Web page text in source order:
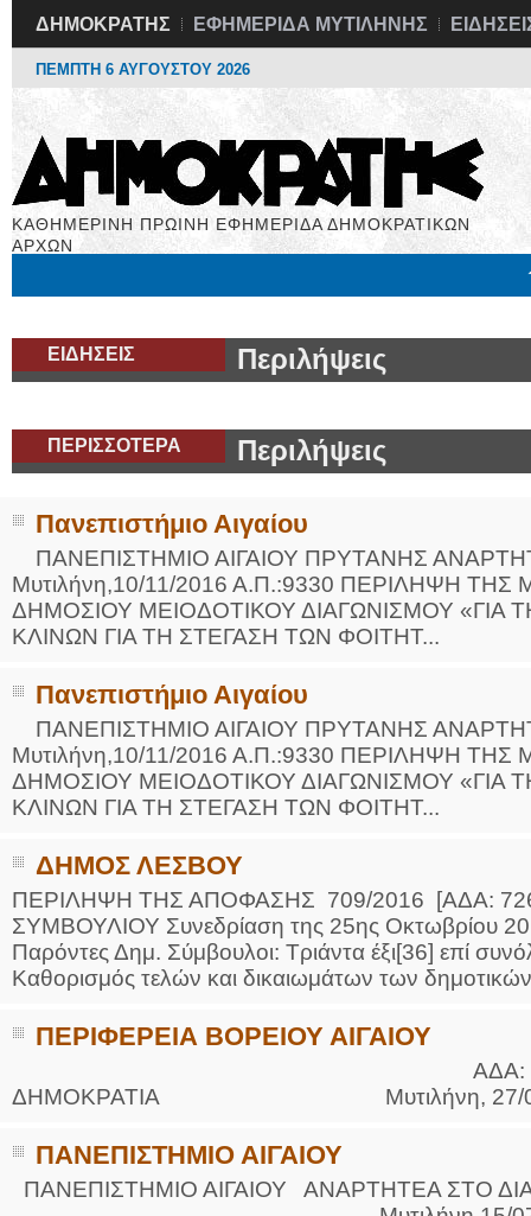
ΔΗΜΟΚΡΑΤΗΣ ΕΦΗΜΕΡΙΔΑ ΜΥΤΙΛΗΝΗΣ
ΠΕΜΠΤΗ 6 ΑΥΓΟΥΣΤΟΥ 2026
ΚΑΘΗΜΕΡΙΝΗ ΠΡΩΙΝΗ ΕΦΗΜΕΡΙΔΑ ΔΗΜΟΚΡΑΤΙΚΩΝ
ΑΡΧΩΝ
ΕΙΔΗΣΕΙΣ Περιλήψεις
ΠΕΡΙΣΣΟΤΕΡΑ Περιλήψεις
Πανεπιστήμιο Αιγαίου
ΠΑΝΕΠΙΣΤΗΜΙΟ ΑΙΓΑΙΟΥ ΠΡΥΤΑΝΗΣ
Μυτιλήνη,10/11/2016 Α.Π.:9330 ΠΕΡΙΛΗΨΗ
ΔΗΜΟΣΙΟΥ ΜΕΙΟΔΟΤΙΚΟΥ ΔΙΑΓΩΝΙ­ΣΜΟΥ «ΓΙΑ
ΚΛΙΝΩΝ ΓΙΑ ΤΗ ΣΤΕΓΑΣΗ ΤΩΝ ΦΟΙΤΗΤ...
Πανεπιστήμιο Αιγαίου
ΠΑΝΕΠΙΣΤΗΜΙΟ ΑΙΓΑΙΟΥ ΠΡΥΤΑΝΗΣ
Μυτιλήνη,10/11/2016 Α.Π.:9330 ΠΕΡΙΛΗΨΗ
ΔΗΜΟΣΙΟΥ ΜΕΙΟΔΟΤΙΚΟΥ ΔΙΑΓΩΝΙ­ΣΜΟΥ «ΓΙΑ
ΚΛΙΝΩΝ ΓΙΑ ΤΗ ΣΤΕΓΑΣΗ ΤΩΝ ΦΟΙΤΗΤ...
ΔΗΜΟΣ ΛΕΣΒΟΥ
ΠΕΡΙΛΗΨΗ ΤΗΣ ΑΠΟΦΑΣΗΣ 709/2016 [ΑΔΑ:
ΣΥΜΒΟΥΛΙΟΥ Συνεδρίαση της 25ης Οκτωβρίου
Παρόντες Δημ. Σύμβουλοι: Τριάντα έξι[36] επί
Καθορισμός τελών και δικαιωμάτων των
ΠΕΡΙΦΕΡΕΙΑ ΒΟΡΕΙΟΥ ΑΙΓΑΙΟΥ
ΑΔΑ: 67Λ77ΛΩ-
ΔΗΜΟΚΡΑΤΙΑ Μυτιλήνη, 27/07/
ΠΑΝΕΠΙΣΤΗΜΙΟ ΑΙΓΑΙΟΥ
ΠΑΝΕΠΙΣΤΗΜΙΟ ΑΙΓΑΙΟΥ